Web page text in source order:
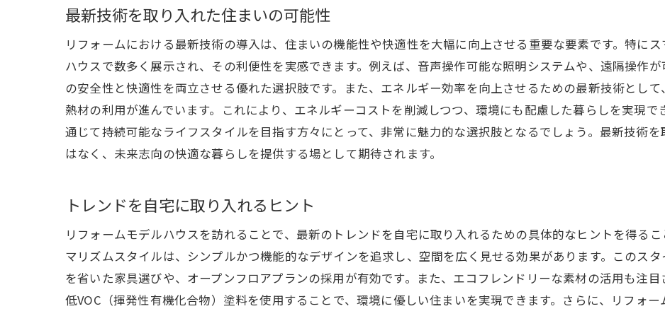
最新技術を取り入れた住まいの可能性
リフォームにおける最新技術の導入は、住まいの機能性や快適性を大幅に向上させる重要な要素です。特に
ハウスで数多く展示され、その利便性を実感できます。例えば、音声操作可能な照明システムや、遠隔操作
の安全性と快適性を両立させる優れた選択肢です。また、エネルギー効率を向上させるための最新技術とし
熱材の利用が進んでいます。これにより、エネルギーコストを削減しつつ、環境にも配慮した暮らしを実現
通じて持続可能なライフスタイルを目指す方々にとって、非常に魅力的な選択肢となるでしょう。最新技術
はなく、未来志向の快適な暮らしを提供する場として期待されます。
トレンドを自宅に取り入れるヒント
リフォームモデルハウスを訪れることで、最新のトレンドを自宅に取り入れるための具体的なヒントを得る
マリズムスタイルは、シンプルかつ機能的なデザインを追求し、空間を広く見せる効果があります。このス
を省いた家具選びや、オープンフロアプランの採用が有効です。また、エコフレンドリーな素材の活用も注
低VOC（揮発性有機化合物）塗料を使用することで、環境に優しい住まいを実現できます。さらに、リフォ